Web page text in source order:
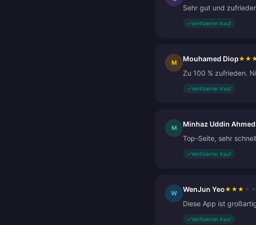
Sehr gut und
✓Verifizierter Kauf
M Mouhamed Diop★ ★
Zu 100 % zufrieden.
✓Verifizierter Kauf
M Minhaz Uddin Ahmed
Top-Seite, sehr
✓Verifizierter Kauf
W WenJun Yeo★ ★ ★
Diese App ist
✓Verifizierter Kauf